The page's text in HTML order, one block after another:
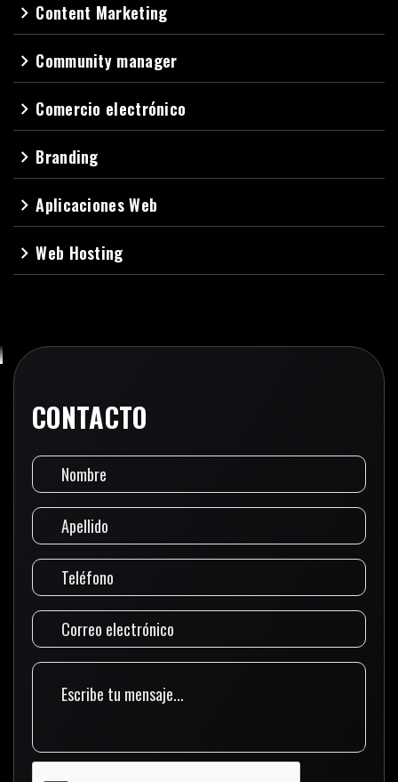
navigate_next Content Marketing
navigate_next Community manager
navigate_next Comercio electrónico
navigate_next Branding
navigate_nextAplicaciones Web
navigate_nextWeb Hosting
CONTACTO